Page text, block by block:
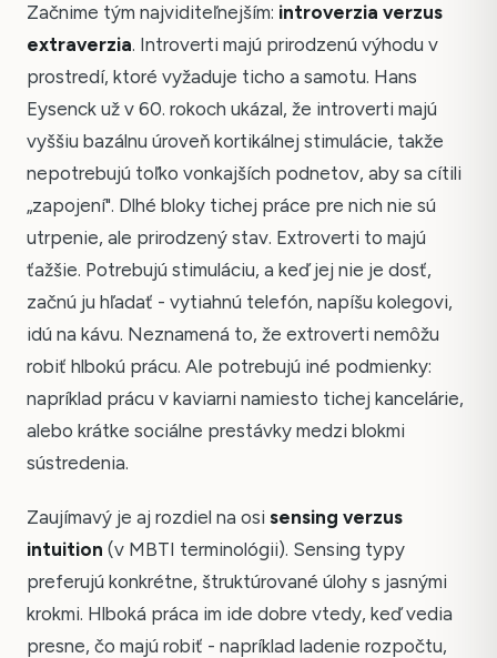
Začnime tým najviditeľnejším: introverzia verzus
extraverzia. Introverti majú prirodzenú výhodu v
prostredí, ktoré vyžaduje ticho a samotu. Hans
Eysenck už v 60. rokoch ukázal, že introverti majú
vyššiu bazálnu úroveň kortikálnej stimulácie, takže
nepotrebujú toľko vonkajších podnetov, aby sa cítili
„zapojení". Dlhé bloky tichej práce pre nich nie sú
utrpenie, ale prirodzený stav. Extroverti to majú
ťažšie. Potrebujú stimuláciu, a keď jej nie je dosť,
začnú ju hľadať - vytiahnú telefón, napíšu kolegovi,
idú na kávu. Neznamená to, že extroverti nemôžu
robiť hlbokú prácu. Ale potrebujú iné podmienky:
napríklad prácu v kaviarni namiesto tichej kancelárie,
alebo krátke sociálne prestávky medzi blokmi
sústredenia.
Zaujímavý je aj rozdiel na osi sensing verzus
intuition (v MBTI terminológii). Sensing typy
preferujú konkrétne, štruktúrované úlohy s jasnými
krokmi. Hlboká práca im ide dobre vtedy, keď vedia
presne, čo majú robiť - napríklad ladenie rozpočtu,